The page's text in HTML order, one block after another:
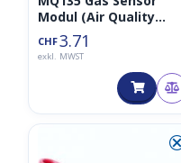
Modul (Air Quality
Sensor/Luftsensor,
MQ-135)
CHF3.71
exkl. MWST